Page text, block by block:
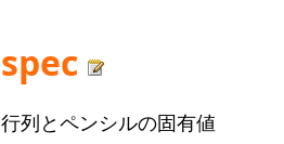
spec
行列とペンシルの固有値